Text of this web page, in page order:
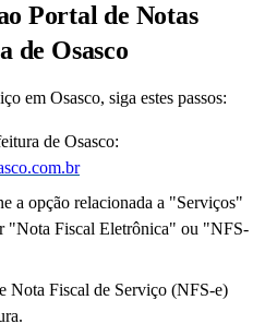
Portal de Notas
de Osasco
em Osasco, siga estes passos:
de Osasco:
a opção relacionada a "Serviços"
"Nota Fiscal Eletrônica" ou "NFS-
Nota Fiscal de Serviço (NFS-e)